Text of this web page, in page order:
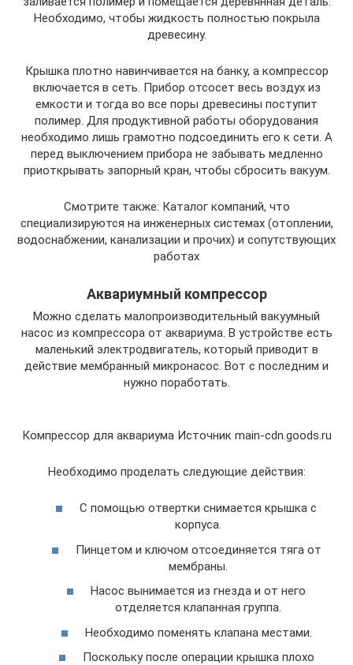
Необходимо, чтобы жидкость полностью покрыла
древесину.
Крышка плотно навинчивается на банку, а компрессор
включается в сеть. Прибор отсосет весь воздух из
емкости и тогда во все поры древесины поступит
полимер. Для продуктивной работы оборудования
необходимо лишь грамотно подсоединить его к сети. А
перед выключением прибора не забывать медленно
приоткрывать запорный кран, чтобы сбросить вакуум.
Смотрите также: Каталог компаний, что
специализируются на инженерных системах (отоплении,
водоснабжении, канализации и прочих) и сопутствующих
работах
Аквариумный компрессор
Можно сделать малопроизводительный вакуумный
насос из компрессора от аквариума. В устройстве есть
маленький электродвигатель, который приводит в
действие мембранный микронасос. Вот с последним и
нужно поработать.
Компрессор для аквариума Источник main-cdn.goods.ru
Необходимо проделать следующие действия:
С помощью отвертки снимается крышка с
корпуса.
Пинцетом и ключом отсоединяется тяга от
мембраны.
Насос вынимается из гнезда и от него
отделяется клапанная группа.
Необходимо поменять клапана местами.
Поскольку после операции крышка плохо